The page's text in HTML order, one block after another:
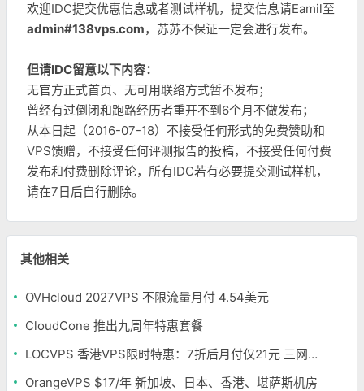
欢迎IDC提交优惠信息或者测试样机，提交信息请Eamil至
admin#138vps.com，苏苏不保证一定会进行发布。
但请IDC留意以下内容：
无官方正式首页、无可用联络方式暂不发布；
曾经有过倒闭和跑路经历者重开不到6个月不做发布；
从本日起（2016-07-18）不接受任何形式的免费赞助和
VPS馈赠，不接受任何评测报告的投稿，不接受任何付费
发布和付费删除评论，所有IDC若有必要提交测试样机，
请在7日后自行删除。
其他相关
OVHcloud 2027VPS 不限流量月付 4.54美元
CloudCone 推出九周年特惠套餐
LOCVPS 香港VPS限时特惠：7折后月付仅21元 三网优化BGP线路 可选原生IP
OrangeVPS $17/年 新加坡、日本、香港、堪萨斯机房